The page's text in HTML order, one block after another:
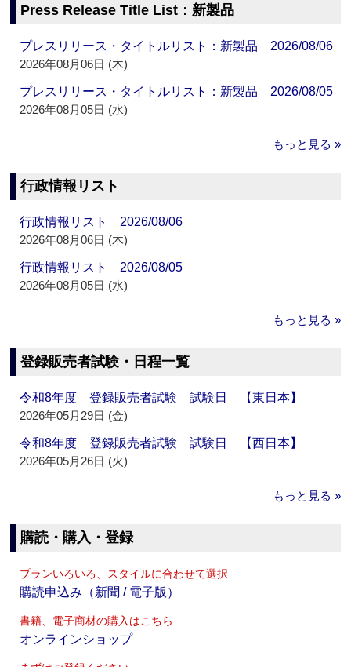
Press Release Title List：新製品
プレスリリース・タイトルリスト：新製品 2026/08/06
2026年08月06日 (木)
プレスリリース・タイトルリスト：新製品 2026/08/05
2026年08月05日 (水)
もっと見る »
行政情報リスト
行政情報リスト 2026/08/06
2026年08月06日 (木)
行政情報リスト 2026/08/05
2026年08月05日 (水)
もっと見る »
登録販売者試験・日程一覧
令和8年度 登録販売者試験 試験日 【東日本】
2026年05月29日 (金)
令和8年度 登録販売者試験 試験日 【西日本】
2026年05月26日 (火)
もっと見る »
購読・購入・登録
プランいろいろ、スタイルに合わせて選択
購読申込み（新聞 / 電子版）
書籍、電子商材の購入はこちら
オンラインショップ